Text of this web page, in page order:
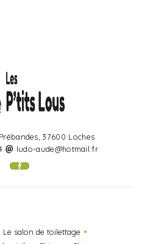
37600 Loches
ludo-aude@hotmail.fr
Le salon de toilettage